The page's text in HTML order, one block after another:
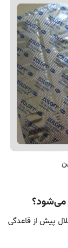
اختلال پیش از قاعدگی